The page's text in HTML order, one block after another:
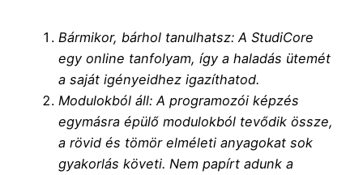
Bármikor, bárhol tanulhatsz: A StudiCore
egy online tanfolyam, így a haladás ütemét
a saját igényeidhez igazíthatod.
Modulokból áll: A programozói képzés
egymásra épülő modulokból tevődik össze,
a rövid és tömör elméleti anyagokat sok
gyakorlás követi. Nem papírt adunk a